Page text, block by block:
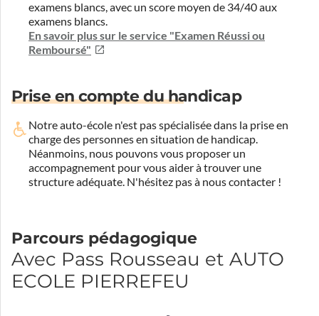
examens blancs, avec un score moyen de 34/40 aux
examens blancs.
En savoir plus sur le service "Examen Réussi ou
Remboursé"
Prise en compte du handicap
Notre auto-école n'est pas spécialisée dans la prise en
charge des personnes en situation de handicap.
Néanmoins, nous pouvons vous proposer un
accompagnement pour vous aider à trouver une
structure adéquate. N'hésitez pas à nous contacter !
Parcours pédagogique
Avec Pass Rousseau et AUTO
ECOLE PIERREFEU